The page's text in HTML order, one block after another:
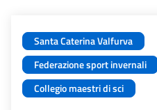
Santa Caterina Valfurva
Federazione sport invernali
Collegio maestri di sci